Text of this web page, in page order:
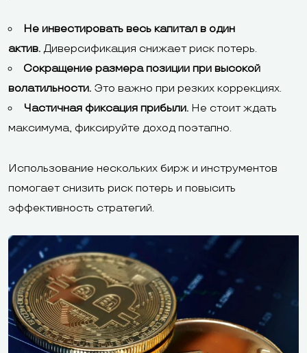
Не инвестировать весь капитал в один
актив. Диверсификация снижает риск потерь.
Сокращение размера позиции при высокой
волатильности. Это важно при резких коррекциях.
Частичная фиксация прибыли. Не стоит ждать
максимума, фиксируйте доход поэтапно.
Использование нескольких бирж и инструментов
помогает снизить риск потерь и повысить
эффективность стратегий.